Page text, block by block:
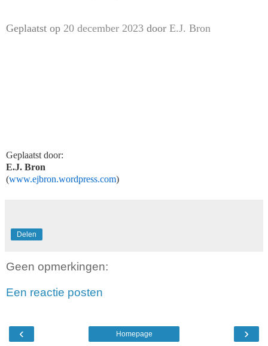
Geplaatst op 20 december 2023 door E.J. Bron
Geplaatst door:
E.J. Bron
(www.ejbron.wordpress.com)
Delen
Geen opmerkingen:
Een reactie posten
‹ ›
Homepage